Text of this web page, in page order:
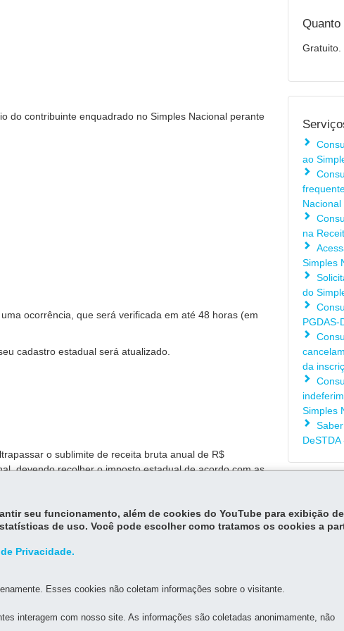
do contribuinte enquadrado no Simples Nacional perante
ocorrência, que será verificada em até 48 horas (em
cadastro estadual será atualizado.
o sublimite de receita bruta anual de R$
devendo recolher o imposto estadual de acordo com as
Gratuito.
ao
Nacional
na
Simples
do
PGDAS-
da
Simples
DeSTDA
ÓRGÃO
DEIXE SUA
seu funcionamento, além de cookies do YouTube para exibição de
de uso. Você pode escolher como tratamos os cookies a
Privacidade.
Esses cookies não coletam informações sobre o visitante.
interagem com nosso site. As informações são coletadas anonimamente, não